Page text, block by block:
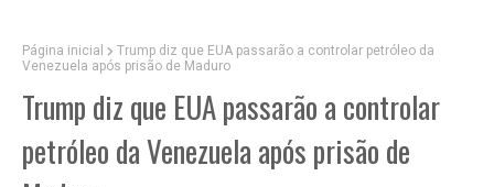
Página inicial
Trump diz que EUA passarão a controlar petróleo da
Venezuela após prisão de Maduro
Trump diz que EUA passarão a controlar
petróleo da Venezuela após prisão de